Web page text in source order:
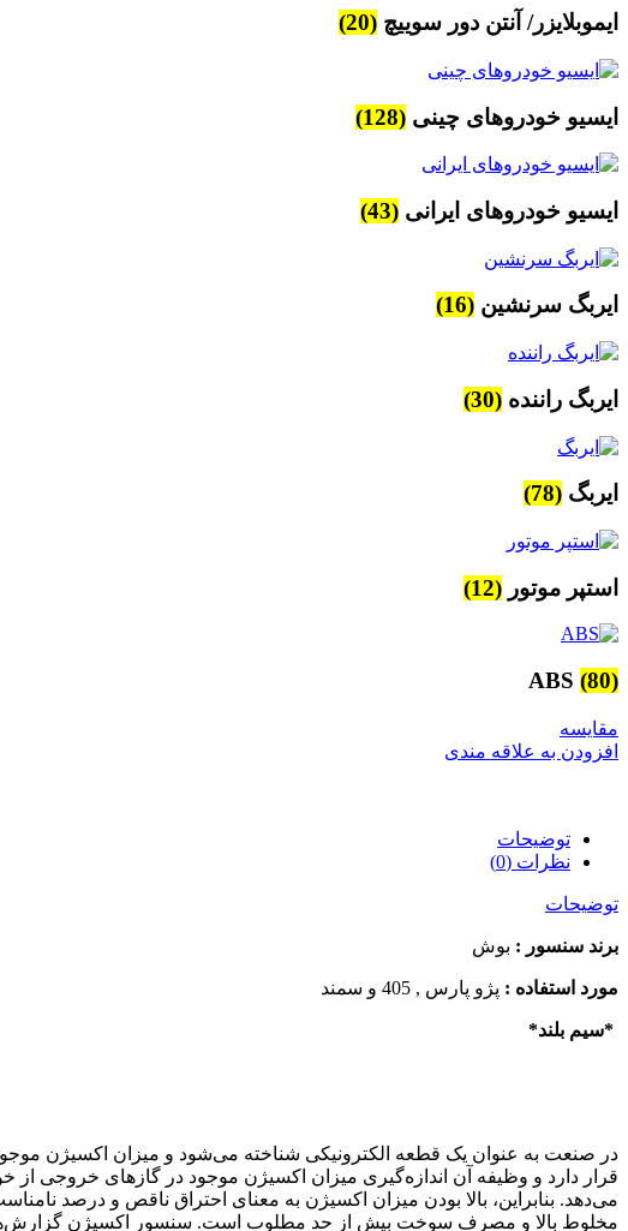
ایموبلایزر/ آنتن دور سوییچ (20)
ایسیو خودروهای چینی (128)
ایسیو خودروهای ایرانی (43)
ایربگ سرنشین (16)
ایربگ راننده (30)
ایربگ (78)
استپر موتور (12)
ABS (80)
مقایسه
افزودن به علاقه مندی
توضیحات
نظرات (0)
توضیحات
برند سنسور : بوش
مورد استفاده : پژو پارس , 405 و سمند
*سیم بلند*
در صنعت به عنوان یک قطعه الکترونیکی شناخته می‌شود و میزان اکسیژن
قرار دارد و وظیفه آن اندازه‌گیری میزان اکسیژن موجود در گازهای خروجی از
می‌دهد. بنابراین، بالا بودن میزان اکسیژن به معنای احتراق ناقص و